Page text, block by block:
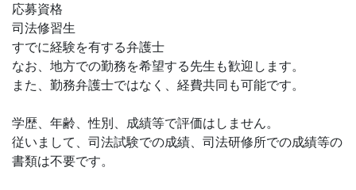
応募資格
司法修習生
すでに経験を有する弁護士
なお、地方での勤務を希望する先生も歓迎します。
また、勤務弁護士ではなく、経費共同も可能です。
学歴、年齢、性別、成績等で評価はしません。
従いまして、司法試験での成績、司法研修所での成績等の
書類は不要です。